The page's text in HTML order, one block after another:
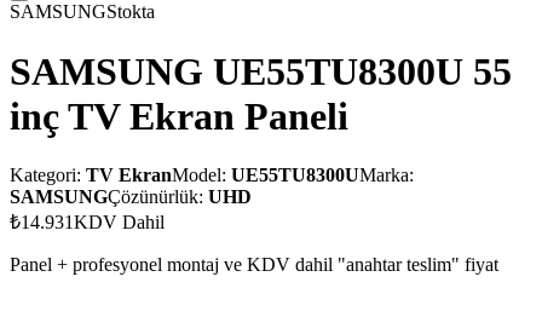
SAMSUNGStokta
SAMSUNG UE55TU8300U 55
inç TV Ekran Paneli
Kategori: TV EkranModel: UE55TU8300UMarka:
SAMSUNGÇözünürlük: UHD
₺14.931KDV Dahil
Panel + profesyonel montaj ve KDV dahil "anahtar teslim" fiyat